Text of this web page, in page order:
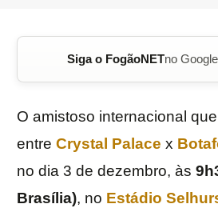
Siga o FogãoNETno
O amistoso internacional
entre Crystal Palace x
no dia 3 de dezembro, às
Brasília), no Estádio